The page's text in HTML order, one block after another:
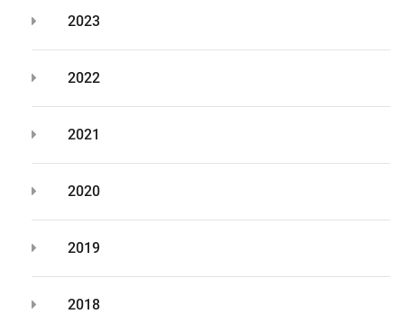
2023
2022
2021
2020
2019
2018